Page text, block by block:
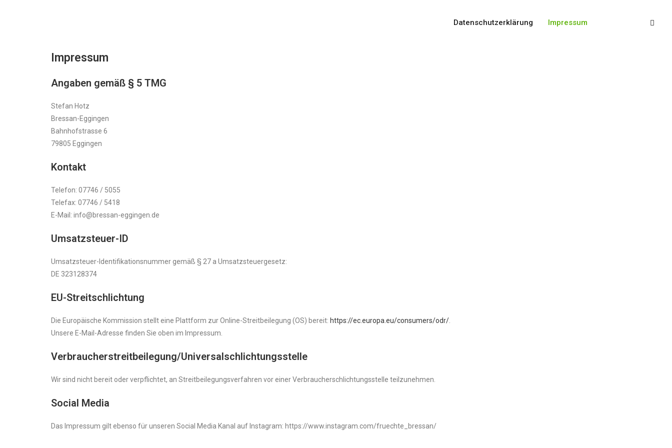
Datenschutzerklärung Impressum
Impressum
Angaben gemäß § 5 TMG
Stefan Hotz
Bressan-Eggingen
Bahnhofstrasse 6
79805 Eggingen
Kontakt
Telefon: 07746 / 5055
Telefax: 07746 / 5418
E-Mail: info@bressan-eggingen.de
Umsatzsteuer-ID
Umsatzsteuer-Identifikationsnummer gemäß § 27 a Umsatzsteuergesetz:
DE 323128374
EU-Streitschlichtung
Die Europäische Kommission stellt eine Plattform zur Online-Streitbeilegung (OS) bereit: https://ec.europa.eu/consumers/odr/
Unsere E-Mail-Adresse finden Sie oben im Impressum.
Verbraucher­streit­beilegung/Universal­schlichtungs­stelle
Wir sind nicht bereit oder verpflichtet, an Streitbeilegungsverfahren vor einer Verbraucherschlichtungsstelle teilzunehmen.
Social Media
Das Impressum gilt ebenso für unseren Social Media Kanal auf Instagram: https://www.instagram.com/fruechte_bressan/